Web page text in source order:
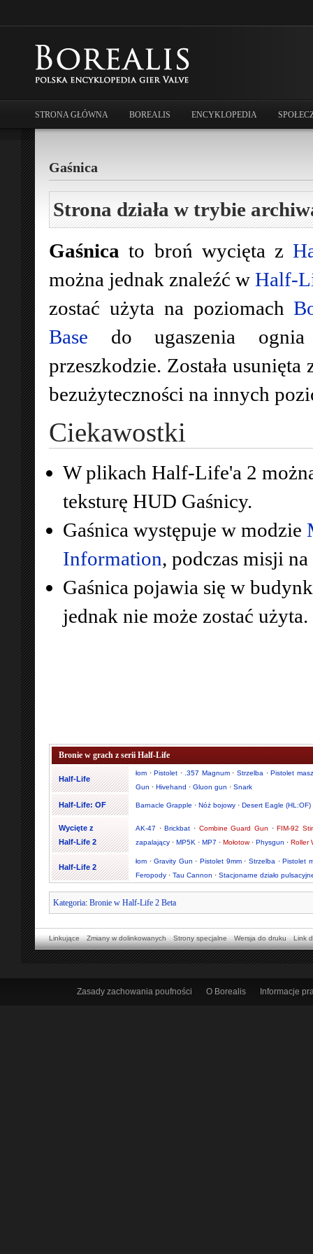
STRONA GŁÓWNA BOREALIS ENCYKLOPEDIA
Gaśnica
Strona działa w trybie
Gaśnica to broń wycięta z
można jednak znaleźć w Half-
zostać użyta na poziomach
Base do ugaszenia ognia
przeszkodzie. Została
bezużyteczności na innych
Ciekawostki
W plikach Half-Life'a 2
teksturę HUD Gaśnicy.
Gaśnica występuje w modzie
Information, podczas misji
Gaśnica pojawia się w
jednak nie może zostać użyta.
Bronie w grach z serii Half-Life
Half-Life
łom ·Pistolet · .357 Magnum·Strzelba ·Pistolet
Gun · Hivehand · Gluon gun · Snark
Half-Life: OF Barnacle Grapple · Nóż bojowy · Desert Eagle (HL:OF)
Wycięte z
Half-Life 2
AK-47 ·Brickbat · Combine Guard Gun ·FIM-92
zapalający · MP5K · MP7 · Mołotow· Physgun · Roller
Half-Life 2
łom ·Gravity Gun ·Pistolet 9mm· Strzelba ·Pistolet
Feropody · Tau Cannon · Stacjonarne działo
Kategoria: Bronie w Half-Life 2 Beta
Linkujące Zmiany w dolinkowanych Strony specjalne Wersja do druku Link
Zasady zachowania poufności O Borealis Informacje